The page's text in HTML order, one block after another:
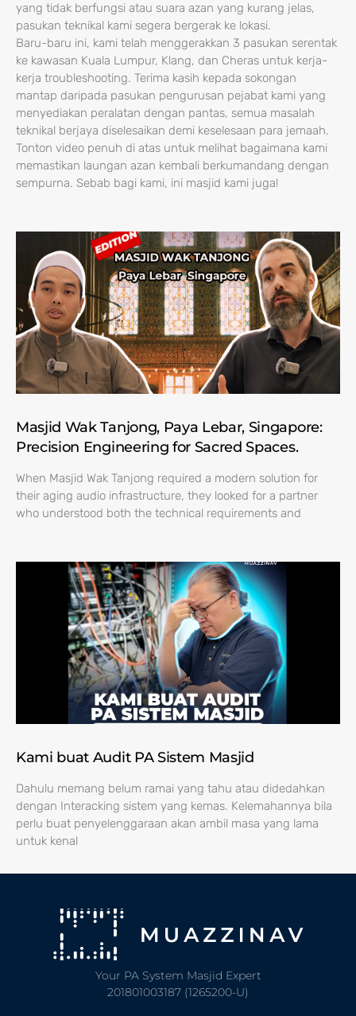
yang tidak berfungsi atau suara azan yang kurang jelas,
pasukan teknikal kami segera bergerak ke lokasi.
Baru-baru ini, kami telah menggerakkan 3 pasukan serentak
ke kawasan Kuala Lumpur, Klang, dan Cheras untuk kerja-
kerja troubleshooting. Terima kasih kepada sokongan
mantap daripada pasukan pengurusan pejabat kami yang
menyediakan peralatan dengan pantas, semua masalah
teknikal berjaya diselesaikan demi keselesaan para jemaah.
Tonton video penuh di atas untuk melihat bagaimana kami
memastikan laungan azan kembali berkumandang dengan
sempurna. Sebab bagi kami, ini masjid kami juga!
Masjid Wak Tanjong, Paya Lebar, Singapore:
Precision Engineering for Sacred Spaces.
When Masjid Wak Tanjong required a modern solution for
their aging audio infrastructure, they looked for a partner
who understood both the technical requirements and
Kami buat Audit PA Sistem Masjid
Dahulu memang belum ramai yang tahu atau didedahkan
dengan Interacking sistem yang kemas. Kelemahannya bila
perlu buat penyelenggaraan akan ambil masa yang lama
untuk kenal
Your PA System Masjid Expert
201801003187 (1265200-U)